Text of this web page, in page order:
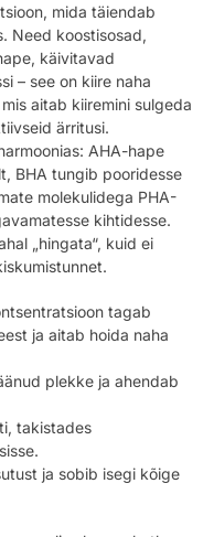
mida täiendab
Need koostisosad,
käivitavad
– see on kiire naha
aitab kiiremini sulgeda
ärritusi.
AHA-hape
BHA tungib pooridesse
molekulidega PHA-
kihtidesse.
„hingata“, kuid ei
tagab
ja aitab hoida naha
plekke ja ahendab
takistades
ja sobib isegi kõige